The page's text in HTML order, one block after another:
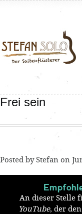
Frei sein
Posted by Stefan on
An dieser Stelle
YouTube, der